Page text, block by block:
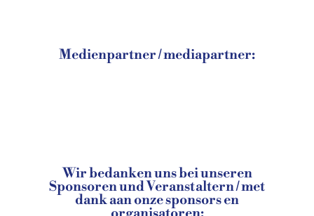
Medienpartner / mediapartner:
Wir bedanken uns bei unseren
Sponsoren und Veranstaltern / met
dank aan onze sponsors en